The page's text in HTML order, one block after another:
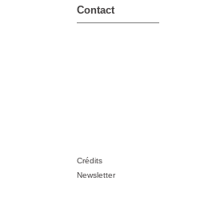
Contact
Crédits
Newsletter